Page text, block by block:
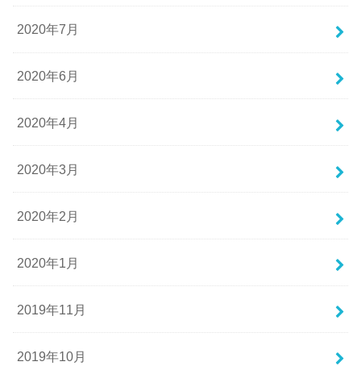
2020年7月
2020年6月
2020年4月
2020年3月
2020年2月
2020年1月
2019年11月
2019年10月